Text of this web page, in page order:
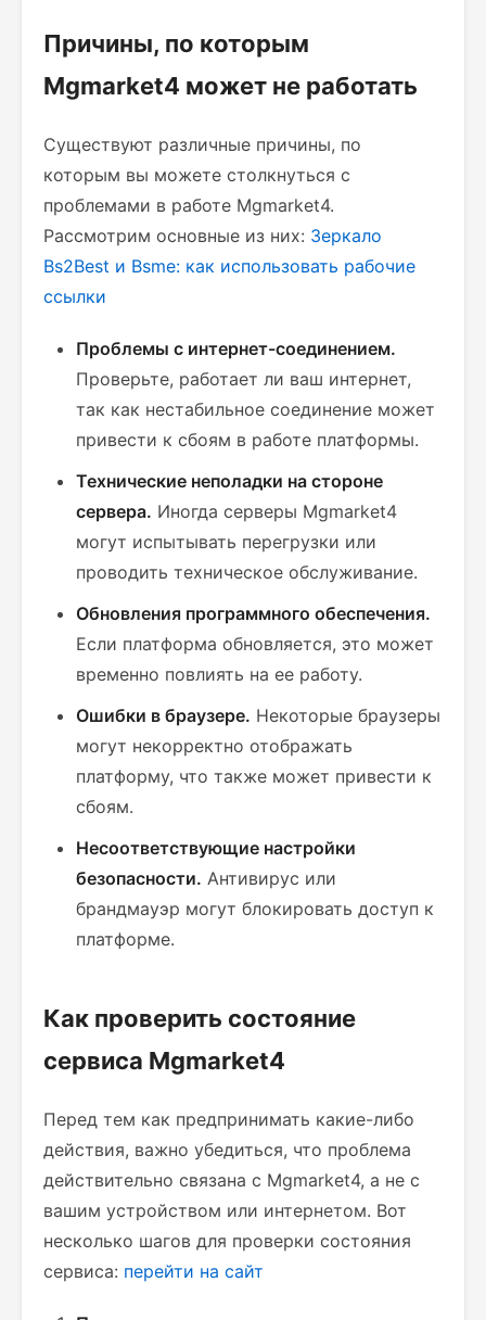
Причины, по которым
Mgmarket4 может не работать
Существуют различные причины, по
которым вы можете столкнуться с
проблемами в работе Mgmarket4.
Рассмотрим основные из них: Зеркало
Bs2Best и Bsme: как использовать рабочие
ссылки
Проблемы с интернет-соединением.
Проверьте, работает ли ваш интернет,
так как нестабильное соединение может
привести к сбоям в работе платформы.
Технические неполадки на стороне
сервера. Иногда серверы Mgmarket4
могут испытывать перегрузки или
проводить техническое обслуживание.
Обновления программного обеспечения.
Если платформа обновляется, это может
временно повлиять на ее работу.
Ошибки в браузере. Некоторые браузеры
могут некорректно отображать
платформу, что также может привести к
сбоям.
Несоответствующие настройки
безопасности. Антивирус или
брандмауэр могут блокировать доступ к
платформе.
Как проверить состояние
сервиса Mgmarket4
Перед тем как предпринимать какие-либо
действия, важно убедиться, что проблема
действительно связана с Mgmarket4, а не с
вашим устройством или интернетом. Вот
несколько шагов для проверки состояния
сервиса: перейти на сайт